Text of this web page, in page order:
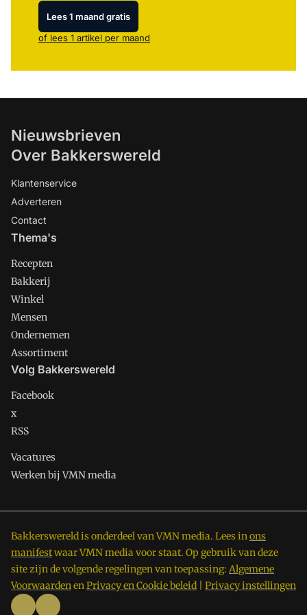
Lees 1 maand gratis
of lees 1 artikel per maand
Nieuwsbrieven
Over Bakkerswereld
Klantenservice
Adverteren
Contact
Thema's
Recepten
Bakkerij
Winkel
Mensen
Ondernemen
Assortiment
Volg Bakkerswereld
Facebook
x
RSS
Vacatures
Werken bij VMN media
Bakkerswereld is onderdeel van VMN media. Lees inons
manifestwaar VMN media voor staat. Op gebruik van deze
site zijn de volgende regelingen van toepassing: Algemene
VoorwaardenenPrivacy en Cookie beleid Privacy instellingen